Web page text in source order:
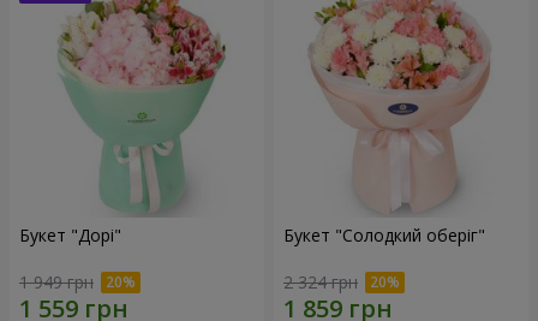
Букет "Дорі"
1 949 грн
Букет "Солодкий оберіг"
2 324 грн